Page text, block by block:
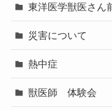
東洋医学獣医さん
災害について
熱中症
獣医師 体験会